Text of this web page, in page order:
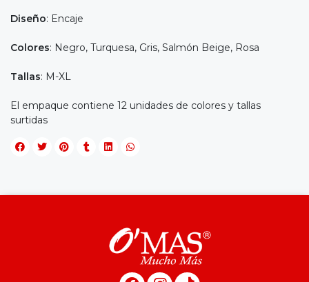
Diseño: Encaje
Colores: Negro, Turquesa, Gris, Salmón Beige, Rosa
Tallas: M-XL
El empaque contiene 12 unidades de colores y tallas
surtidas